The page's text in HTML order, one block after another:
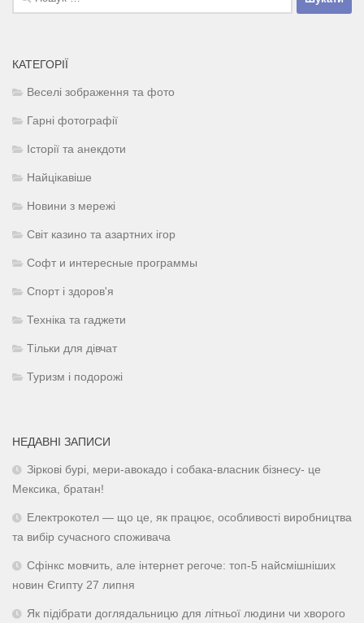
КАТЕГОРІЇ
Веселі зображення та фото
Гарні фотографії
Історії та анекдоти
Найцікавіше
Новини з мережі
Світ казино та азартних ігор
Софт и интересные программы
Спорт і здоров'я
Техніка та гаджети
Тільки для дівчат
Туризм і подорожі
НЕДАВНІ ЗАПИСИ
Зіркові бурі, мери-авокадо і собака-власник бізнесу- це
Мексика, братан!
Електрокотел — що це, як працює, особливості виробництва
та вибір сучасного споживача
Сфінкс мовчить, але інтернет регоче: топ-5 найсмішніших
новин Єгипту 27 липня
Як підібрати доглядальницю для літньої людини чи хворого